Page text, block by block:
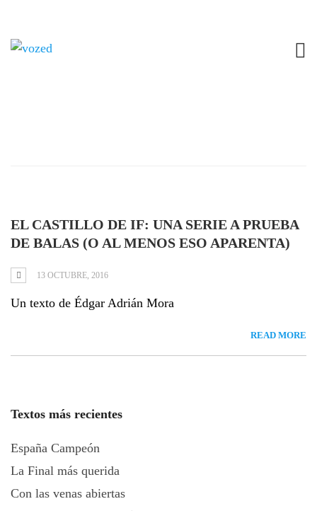
Tag: Detective
EL CASTILLO DE IF: UNA SERIE A PRUEBA
DE BALAS (O AL MENOS ESO APARENTA)
13 OCTUBRE, 2016
Un texto de Édgar Adrián Mora
READ MORE
Textos más recientes
España Campeón
La Final más querida
Con las venas abiertas